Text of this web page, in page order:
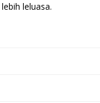
leluasa.